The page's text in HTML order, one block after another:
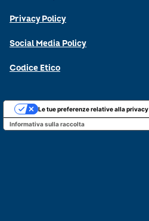
Privacy Policy
Social Media Policy
Codice Etico
Informativa sulla raccolta
Le tue preferenze relative alla privacy